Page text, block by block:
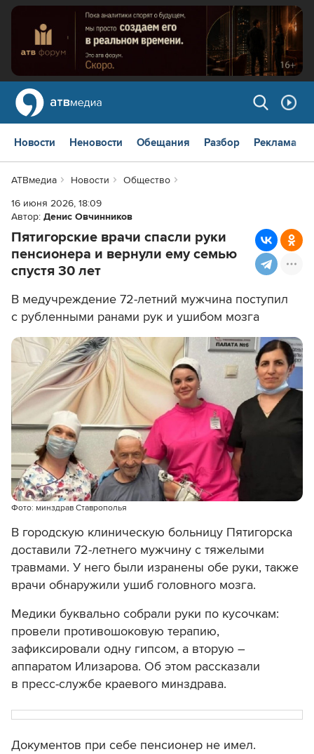
Новости Неновости Обещания Разбор Реклама
АТВмедиа Новости
Общество
16 июня 2026, 18:09
Автор: Денис Овчинников
Пятигорские врачи спасли руки
пенсионера и вернули ему семью
спустя 30 лет
В медучреждение 72-летний мужчина поступил
с рубленными ранами рук и ушибом мозга
Фото: минздрав Ставрополья
В городскую клиническую больницу Пятигорска
доставили 72-летнего мужчину с тяжелыми
травмами. У него были изранены обе руки, также
врачи обнаружили ушиб головного мозга.
Медики буквально собрали руки по кусочкам:
провели противошоковую терапию,
зафиксировали одну гипсом, а вторую –
аппаратом Илизарова. Об этом рассказали
в пресс-службе краевого минздрава.
Документов при себе пенсионер не имел.